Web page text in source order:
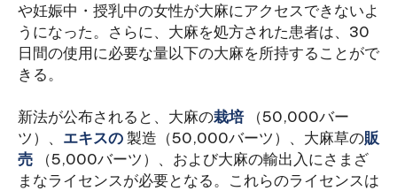
や妊娠中・授乳中の女性が大麻にアクセスできないよ
うになった。さらに、大麻を処方された患者は、30
日間の使用に必要な量以下の大麻を所持することがで
きる。
新法が公布されると、大麻の栽培
（50,000バー
ツ）、 エキスの製造（50,000バーツ）、大麻草の販
売
（5,000バーツ）、および大麻の輸出入にさまざ
まなライセンスが必要となる。これらのライセンスは